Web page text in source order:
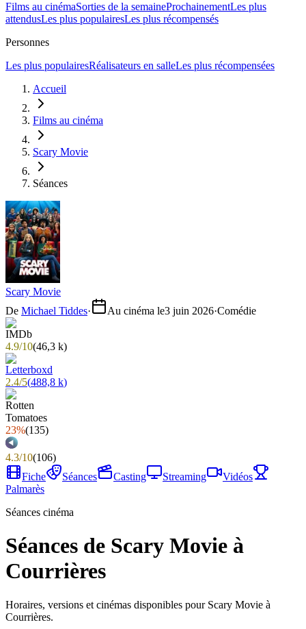
Films au cinémaSorties de la semaineProchainementLes plus
attendusLes plus populairesLes plus récompensés
Personnes
Les plus populairesRéalisateurs en salleLes plus récompensées
Accueil
Films au cinéma
Scary Movie
Séances
Scary Movie
De Michael Tiddes· Au cinéma le3 juin 2026·Comédie
4.9/10(46,3 k)
2.4/5(488,8 k)
23%(135)
4.3/10(106)
Fiche
Séances Casting Streaming
Vidéos
Palmarès
Séances cinéma
Séances de Scary Movie à
Courrières
Horaires, versions et cinémas disponibles pour Scary Movie à
Courrières.